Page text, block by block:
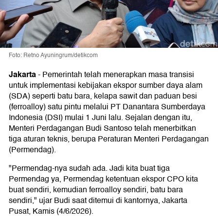
Foto: Retno Ayuningrum/detikcom
Jakarta-Pemerintah telah menerapkan masa transisi
untuk implementasi kebijakan ekspor sumber daya alam
(SDA) seperti batu bara, kelapa sawit dan paduan besi
(ferroalloy) satu pintu melalui PT Danantara Sumberdaya
Indonesia (DSI) mulai 1 Juni lalu. Sejalan dengan itu,
Menteri Perdagangan Budi Santoso telah menerbitkan
tiga aturan teknis, berupa Peraturan Menteri Perdagangan
(Permendag).
"Permendag-nya sudah ada. Jadi kita buat tiga
Permendag ya, Permendag ketentuan ekspor CPO kita
buat sendiri, kemudian ferroalloy sendiri, batu bara
sendiri," ujar Budi saat ditemui di kantornya, Jakarta
Pusat, Kamis (4/6/2026).